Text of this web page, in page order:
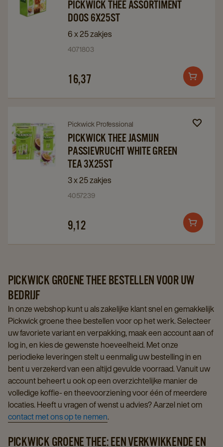
Thee
Thee
doos
6x25st
page
PICKWICK THEE ASSORTIMENT
DOOS 6X25ST
6 x 25 zakjes
4071803
16,37
Add
to
Navigate
to
Pickwick
3x25ST
page
Navigate
to
Pickwick
Thee
jasmijn
passievrucht
green
tea
3x25ST
page
Pickwick Professional
PICKWICK THEE JASMIJN
PASSIEVRUCHT WHITE GREEN
TEA 3X25ST
3 x 25 zakjes
4057239
9,12
Add
to
PICKWICK GROENE THEE BESTELLEN VOOR UW
BEDRIJF
In onze webshop kunt u als zakelijke klant snel en gemakkelijk
Pickwick groene thee bestellen voor op het werk. Selecteer
uw favoriete variant en verpakking, maak een account aan of
log in, en kies de gewenste hoeveelheid. Met onze
periodieke leveringen stelt u eenmalig uw bestelling in en
bent u verzekerd van een altijd gevulde voorraad. Vanuit uw
account beheert u ook op een overzichtelijke manier de
volledige koffie- en theevoorziening voor één of meerdere
locaties. Heeft u vragen of wenst u advies? Aarzel niet om
contact met ons op te nemen.
PICKWICK GROENE THEE: EEN VERKWIKKENDE EN